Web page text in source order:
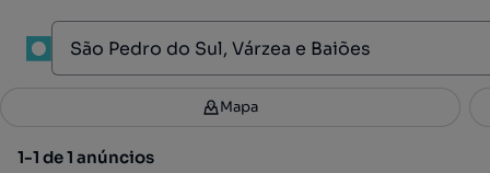
Filtros 2
1-1 de 1 anúncios
Mapa
1-1 de 1 anúncios